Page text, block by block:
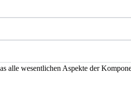
alle wesentlichen Aspekte der